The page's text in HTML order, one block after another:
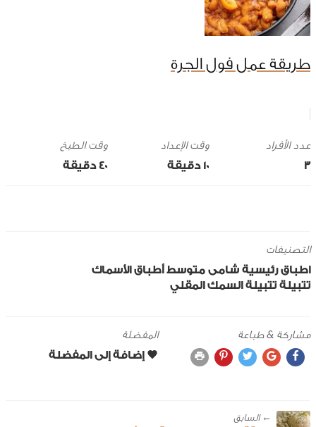
طريقة عمل فول الجرة
3
وقت الإعداد
10 ‎دقيقة
وقت الطبخ
40 ‎دقيقة
التصنيفات
اطباق رئيسية شامى متوسط أطباق الأسماك
تتبيلة تتبيلة السمك المقلي
مشاركة & طباعة المفضلة
← ‎السابق